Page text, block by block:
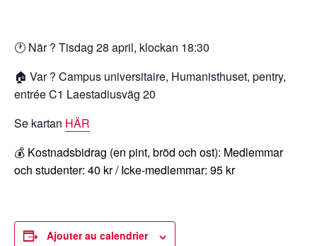
🕐 När ? Tisdag 28 april, klockan 18:30
🏠 Var ? Campus universitaire, Humanisthuset, pentry,
entrée C1 Laestadiusväg 20
Se kartan HÄR
💰 Kostnadsbidrag (en pint, bröd och ost): Medlemmar
och studenter: 40 kr / Icke-medlemmar: 95 kr
Ajouter au calendrier